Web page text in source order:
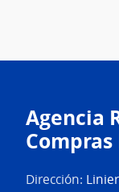
Agencia
Dirección: